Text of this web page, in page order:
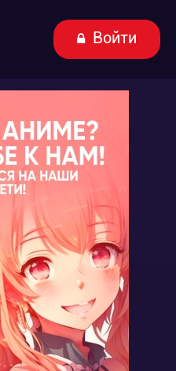
Войти